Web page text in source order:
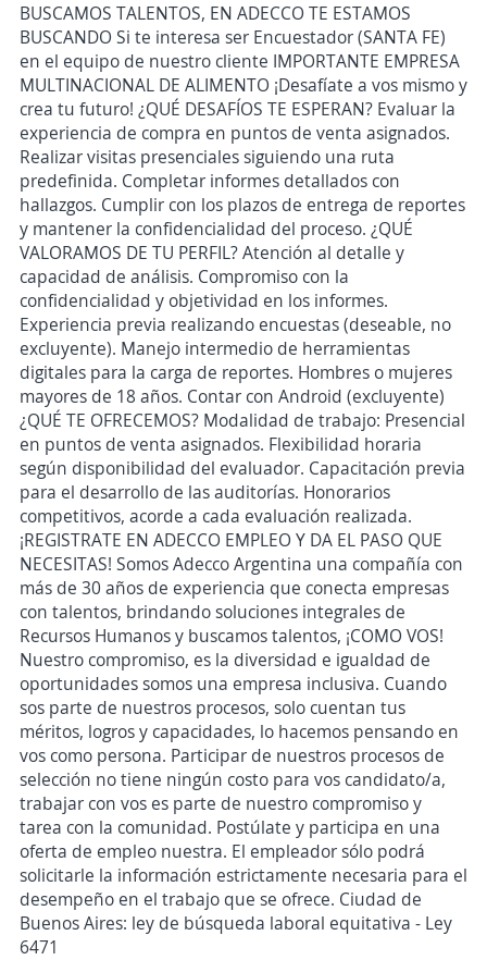
BUSCAMOS TALENTOS, EN ADECCO TE ESTAMOS
BUSCANDO Si te interesa ser Encuestador (SANTA FE)
en el equipo de nuestro cliente IMPORTANTE EMPRESA
MULTINACIONAL DE ALIMENTO ¡Desafíate a vos mismo y
crea tu futuro! ¿QUÉ DESAFÍOS TE ESPERAN? Evaluar la
experiencia de compra en puntos de venta asignados.
Realizar visitas presenciales siguiendo una ruta
predefinida. Completar informes detallados con
hallazgos. Cumplir con los plazos de entrega de reportes
y mantener la confidencialidad del proceso. ¿QUÉ
VALORAMOS DE TU PERFIL? Atención al detalle y
capacidad de análisis. Compromiso con la
confidencialidad y objetividad en los informes.
Experiencia previa realizando encuestas (deseable, no
excluyente). Manejo intermedio de herramientas
digitales para la carga de reportes. Hombres o mujeres
mayores de 18 años. Contar con Android (excluyente)
¿QUÉ TE OFRECEMOS? Modalidad de trabajo: Presencial
en puntos de venta asignados. Flexibilidad horaria
según disponibilidad del evaluador. Capacitación previa
para el desarrollo de las auditorías. Honorarios
competitivos, acorde a cada evaluación realizada.
¡REGISTRATE EN ADECCO EMPLEO Y DA EL PASO QUE
NECESITAS! Somos Adecco Argentina una compañía con
más de 30 años de experiencia que conecta empresas
con talentos, brindando soluciones integrales de
Recursos Humanos y buscamos talentos, ¡COMO VOS!
Nuestro compromiso, es la diversidad e igualdad de
oportunidades somos una empresa inclusiva. Cuando
sos parte de nuestros procesos, solo cuentan tus
méritos, logros y capacidades, lo hacemos pensando en
vos como persona. Participar de nuestros procesos de
selección no tiene ningún costo para vos candidato/a,
trabajar con vos es parte de nuestro compromiso y
tarea con la comunidad. Postúlate y participa en una
oferta de empleo nuestra. El empleador sólo podrá
solicitarle la información estrictamente necesaria para el
desempeño en el trabajo que se ofrece. Ciudad de
Buenos Aires: ley de búsqueda laboral equitativa - Ley
6471